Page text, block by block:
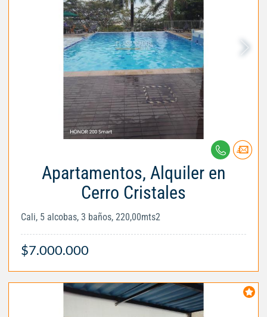
Apartamentos, Alquiler en
Cerro Cristales
Cali, 5 alcobas, 3 baños, 220,00mts2
$7.000.000